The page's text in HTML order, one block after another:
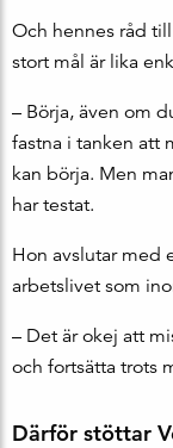
Och hennes råd
stort mål är lika
– Börja, även om
fastna i tanken att
kan börja. Men
har testat.
Hon avslutar med
arbetslivet som
– Det är okej att
och fortsätta trots
Därför stöttar